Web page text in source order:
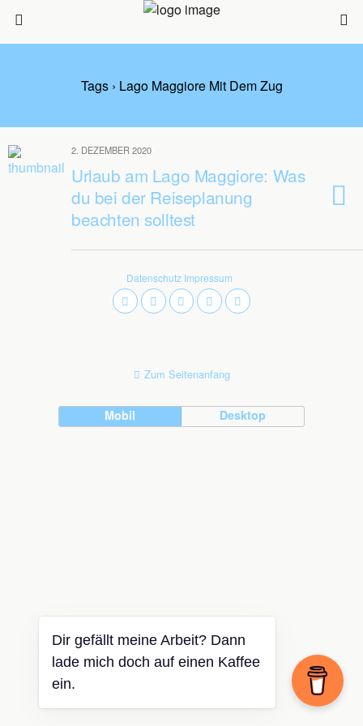
Tags › Lago Maggiore Mit Dem Zug
2. DEZEMBER 2020
Urlaub am Lago Maggiore: Was
du bei der Reiseplanung
beachten solltest
Datenschutz Impressum
Zum Seitenanfang
Mobil Desktop
Dir gefällt meine Arbeit? Dann
lade mich doch auf einen Kaffee
ein.